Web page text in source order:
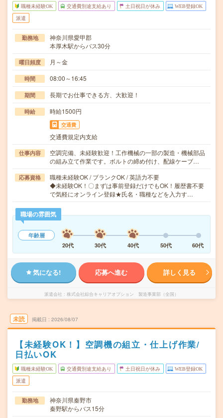
職種未経験OK 交通費別途支給あり 土日祝日が休み WEB登録OK
派遣
勤務地
神奈川県愛甲郡
本厚木駅からバス30分
曜日頻度 月～金
時間 08:00～16:45
期間 長期でお仕事できる方、大歓迎！
時給 時給1500円
交通費
交通費規定内支給
仕事内容
空調完備、未経験歓迎！工作機械の一部の製造・機械部品
の組み立て作業です。ボルトの締め付け、配線ケーブ…
応募資格
職種未経験OK / ブランクOK / 英語力不要
◆未経験OK！〇まずは事前登録だけでもOK！履歴書不要
で気軽にオンライン登録★氏名・職種などを入力す…
職場の雰囲気
年齢層
20代
30代 40代 50代 60代
気になる! 応募へ進む 詳しく見る
派遣会社 株式会社綜合キャリアオプション 製造事業部（全国）
未読 掲載日 2026/08/07
【未経験OK！】空調機の組立・仕上げ作業/
日払いOK
職種未経験OK 交通費別途支給あり 土日祝日が休み WEB登録OK
派遣
勤務地
神奈川県秦野市
秦野駅からバス15分